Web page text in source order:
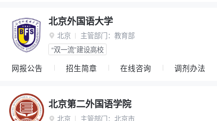
北京外国语大学
 北京 主管部门： 教育部
“双一流”建设高校
网报公告 招生简章 在线咨询 调剂办法
北京第二外国语学院
 北京 主管部门： 北京市